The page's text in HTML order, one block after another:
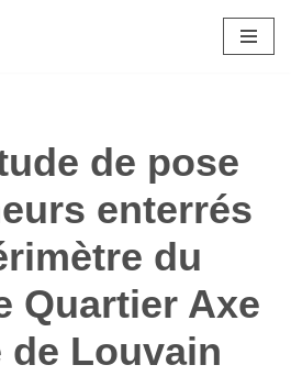
de pose
enterrés
du
Quartier Axe
de Louvain